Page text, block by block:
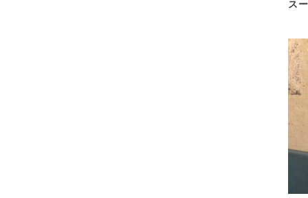
ス